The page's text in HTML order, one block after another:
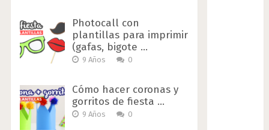
Photocall con
plantillas para imprimir
(gafas, bigote …
9 Años 0
Cómo hacer coronas y
gorritos de fiesta …
9 Años 0